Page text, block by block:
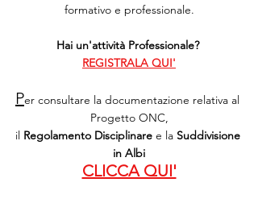
formativo e professionale.
Hai un'attività Professionale?
REGISTRALA QUI'
Per consultare la documentazione relativa al
Progetto ONC,
il Regolamento Disciplinare e la Suddivisione
in Albi
CLICCA QUI'